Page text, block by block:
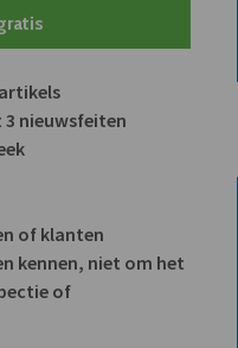
3 nieuwsfeiten
of klanten
kennen, niet om het
of